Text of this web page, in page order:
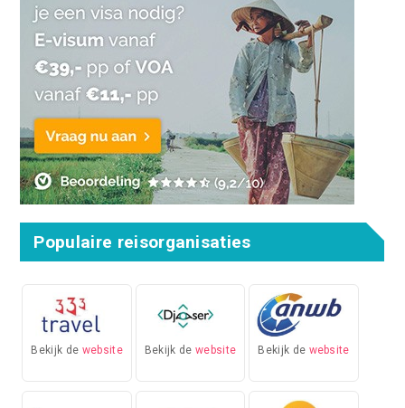
Populaire reisorganisaties
Bekijk de website Bekijk dewebsite Bekijk de website